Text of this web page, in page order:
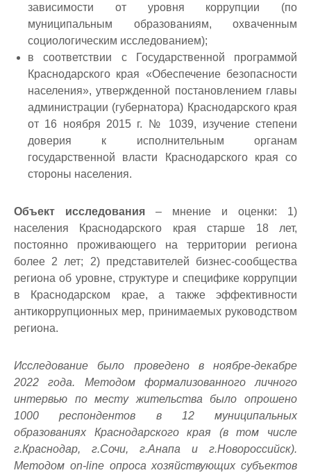
зависимости от уровня коррупции (по
муниципальным образованиям, охваченным
социологическим исследованием);
в соответствии с Государственной программой
Краснодарского края «Обеспечение безопасности
населения», утвержденной постановлением главы
администрации (губернатора) Краснодарского края
от 16 ноября 2015 г. № 1039, изучение степени
доверия к исполнительным органам
государственной власти Краснодарского края со
стороны населения.
Объект исследования – мнение и оценки: 1)
населения Краснодарского края старше 18 лет,
постоянно проживающего на территории региона
более 2 лет; 2) представителей бизнес-сообщества
региона об уровне, структуре и специфике коррупции
в Краснодарском крае, а также эффективности
антикоррупционных мер, принимаемых руководством
региона.
Исследование было проведено в ноябре-декабре
2022 года. Методом формализованного личного
интервью по месту жительства было опрошено
1000 респондентов в 12 муниципальных
образованиях Краснодарского края (в том числе
г.Краснодар, г.Сочи, г.Анапа и г.Новороссийск).
Методом on-line опроса хозяйствующих субъектов